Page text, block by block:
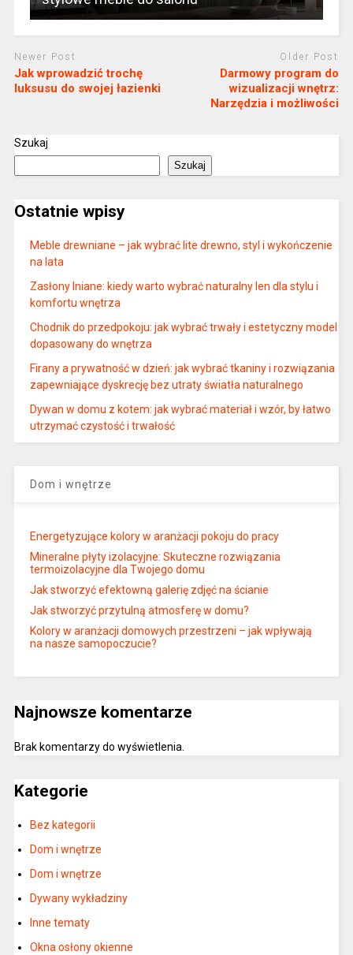
Newer Post
Jak wprowadzić trochę
luksusu do swojej łazienki
Older Post
Darmowy program do
wizualizacji wnętrz:
Narzędzia i możliwości
Szukaj
Szukaj
Ostatnie wpisy
Meble drewniane – jak wybrać lite drewno, styl i wykończenie
na lata
Zasłony lniane: kiedy warto wybrać naturalny len dla stylu i
komfortu wnętrza
Chodnik do przedpokoju: jak wybrać trwały i estetyczny model
dopasowany do wnętrza
Firany a prywatność w dzień: jak wybrać tkaniny i rozwiązania
zapewniające dyskrecję bez utraty światła naturalnego
Dywan w domu z kotem: jak wybrać materiał i wzór, by łatwo
utrzymać czystość i trwałość
Dom i wnętrze
Energetyzujące kolory w aranżacji pokoju do pracy
Mineralne płyty izolacyjne: Skuteczne rozwiązania
termoizolacyjne dla Twojego domu
Jak stworzyć efektowną galerię zdjęć na ścianie
Jak stworzyć przytulną atmosferę w domu?
Kolory w aranżacji domowych przestrzeni – jak wpływają
na nasze samopoczucie?
Najnowsze komentarze
Brak komentarzy do wyświetlenia.
Kategorie
Bez kategorii
Dom i wnętrze
Dom i wnętrze
Dywany wykładziny
Inne tematy
Okna osłony okienne